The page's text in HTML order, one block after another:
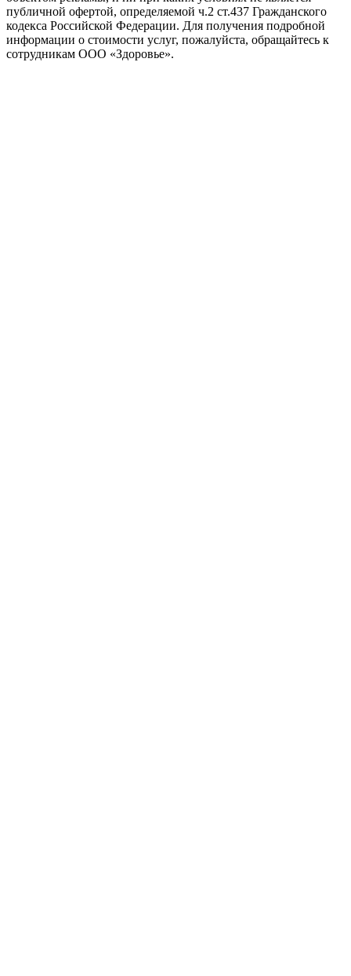
публичной офертой, определяемой ч.2 ст.437 Гражданского
кодекса Российской Федерации. Для получения подробной
информации о стоимости услуг, пожалуйста, обращайтесь к
сотрудникам ООО «Здоровье».